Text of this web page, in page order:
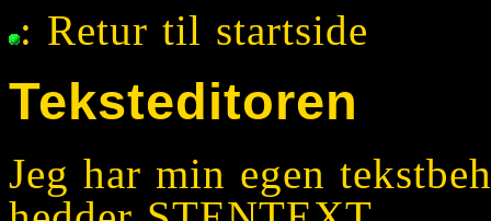
: Retur til startside
Teksteditoren
Jeg har min egen